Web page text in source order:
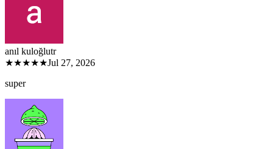
anıl kuloğlutr
★★★★★Jul 27, 2026
super